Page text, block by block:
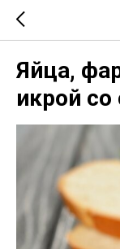
Яйца,
икрой